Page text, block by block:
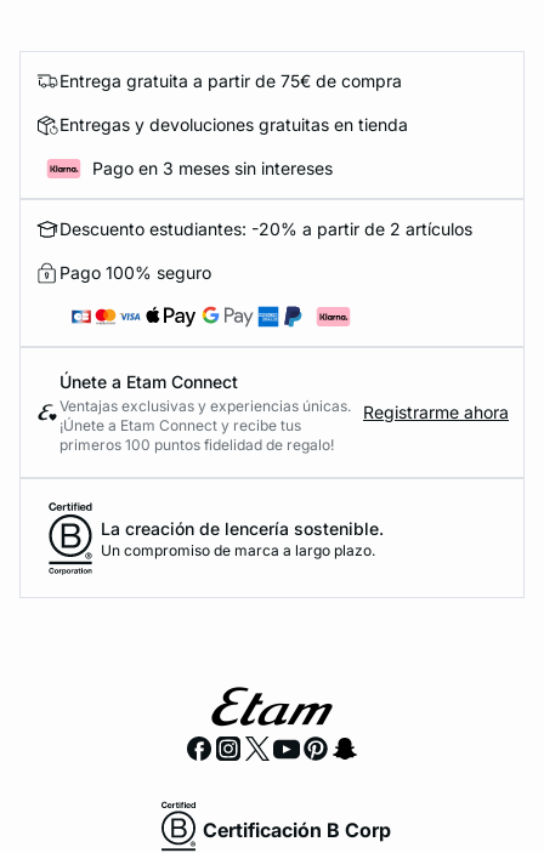
Entrega gratuita a partir de 75€ de compra
Entregas y devoluciones gratuitas en tienda
Pago en 3 meses sin intereses
Descuento estudiantes: -20% a partir de 2 artículos
Pago 100% seguro
Únete a Etam Connect
Ventajas exclusivas y experiencias únicas.
¡Únete a Etam Connect y recibe tus
primeros 100 puntos fidelidad de regalo!
Registrarme ahora
La creación de lencería sostenible.
Un compromiso de marca a largo plazo.
Certificación B Corp